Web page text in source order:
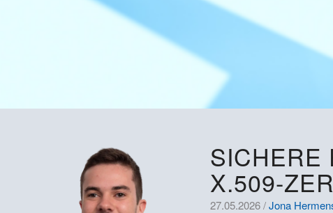
SICHERE
X.509-
27.05.2026 /Jona